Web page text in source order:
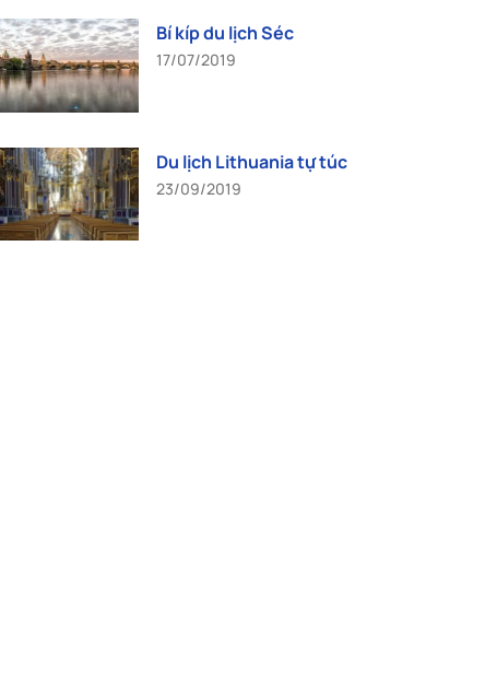
Bí kíp du lịch Séc
17/07/2019
Du lịch Lithuania tự túc
23/09/2019